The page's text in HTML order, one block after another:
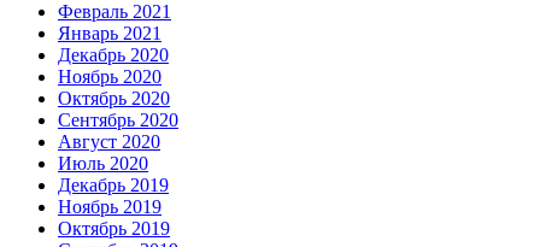
Февраль 2021
Январь 2021
Декабрь 2020
Ноябрь 2020
Октябрь 2020
Сентябрь 2020
Август 2020
Июль 2020
Декабрь 2019
Ноябрь 2019
Октябрь 2019